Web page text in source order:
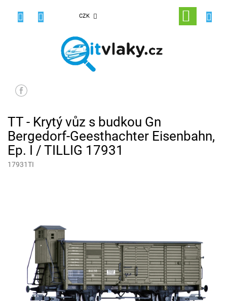
CZK
NÁKUPNÍ
KOŠÍK
TT - Krytý vůz s budkou Gn
Bergedorf-Geesthachter Eisenbahn,
Ep. I / TILLIG 17931
17931TI